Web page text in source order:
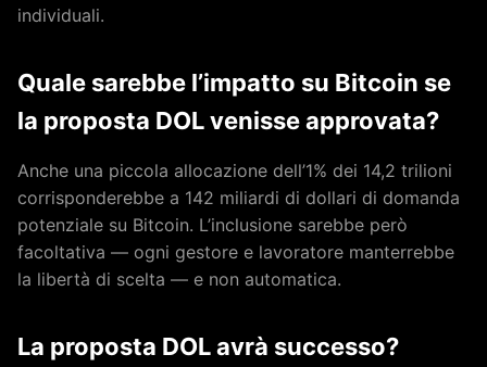
individuali.
Quale sarebbe l’impatto su Bitcoin se
la proposta DOL venisse approvata?
Anche una piccola allocazione dell’1% dei 14,2 trilioni
corrisponderebbe a 142 miliardi di dollari di domanda
potenziale su Bitcoin. L’inclusione sarebbe però
facoltativa — ogni gestore e lavoratore manterrebbe
la libertà di scelta — e non automatica.
La proposta DOL avrà successo?